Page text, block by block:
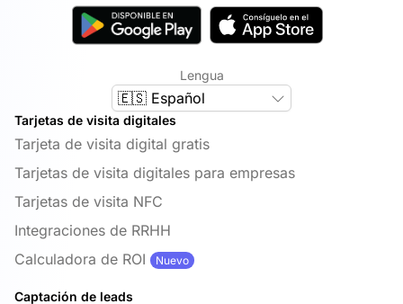
Lengua
🇪🇸 Español
Tarjetas de visita digitales
Tarjeta de visita digital gratis
Tarjetas de visita digitales para empresas
Tarjetas de visita NFC
Integraciones de RRHH
Calculadora de ROI
Nuevo
Captación de leads